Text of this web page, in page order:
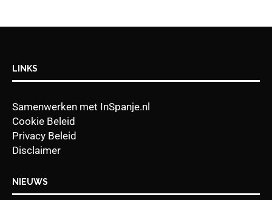
LINKS
Samenwerken met InSpanje.nl
Cookie Beleid
Privacy Beleid
Disclaimer
NIEUWS